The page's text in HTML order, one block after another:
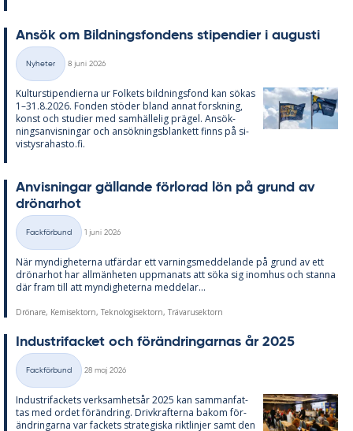
An­sök om Bild­nings­fon­dens sti­pen­di­er i au­gusti
Kategorier
Nyheter
8 juni 2026
Kul­tursti­pen­di­er­na ur Fol­kets bild­nings­fond kan sö­kas
1–31.8.2026. Fon­den stö­der bland an­nat forsk­ning,
konst och stu­di­er med sam­häl­le­lig prä­gel. An­sök­
nings­an­vis­ning­ar och an­sök­nings­blan­kett fin­ns på si­
vis­tys­ra­has­to.fi.
An­vis­ning­ar gäl­lan­de för­lo­rad lön på grund av
drö­nar­hot
Kategorier
Fackförbund
1 juni 2026
När myn­dig­he­ter­na ut­fär­dar ett var­nings­med­de­lan­de på grund av ett
drö­nar­hot har all­män­he­ten upp­ma­na­ts att söka sig in­om­hus och stan­na
där fram till att myn­dig­he­ter­na med­de­lar...
Drönare, Kemisektorn, Teknologisektorn, Trävarusektorn
In­du­stri­fac­ket och för­änd­ring­ar­nas år 2025
Kategorier
Fackförbund
28 maj 2026
In­du­stri­fac­kets verk­sam­hets­år 2025 kan sam­man­fat­
tas med or­det för­änd­ring. Driv­kraf­ter­na bakom för­
änd­ring­ar­na var fac­kets stra­te­gis­ka rikt­lin­jer samt den